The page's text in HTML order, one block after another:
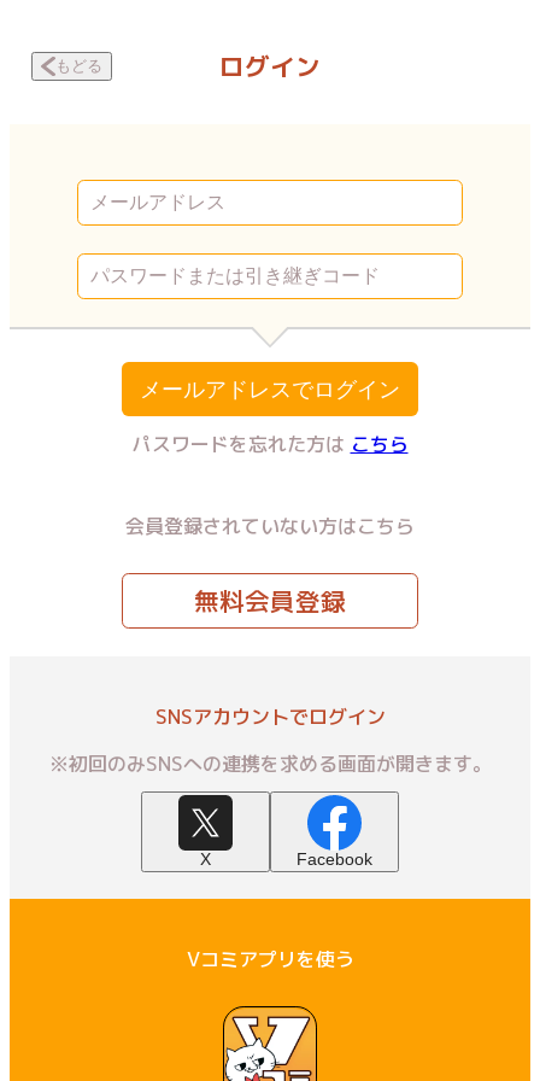
もどる ログイン
メールアドレスでログイン
パスワードを忘れた方は こちら
会員登録されていない方はこちら
無料会員登録
SNSアカウントでログイン
※初回のみSNSへの連携を求める画面が開きます。
X Facebook
Vコミアプリを使う